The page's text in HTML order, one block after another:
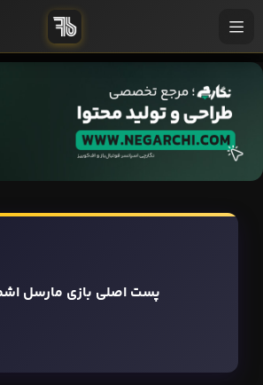
پست اصلی بازی مارسل